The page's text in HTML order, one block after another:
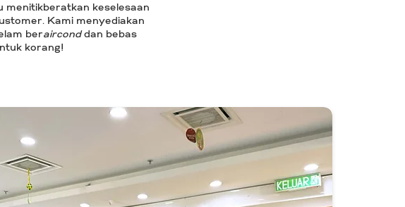
menitikberatkan keselesaan
Kami menyediakan
berairconddan bebas
korang!